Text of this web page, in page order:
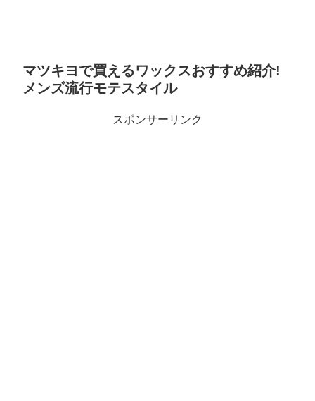
マツキヨで買えるワックスおすすめ紹介!
メンズ流行モテスタイル
スポンサーリンク